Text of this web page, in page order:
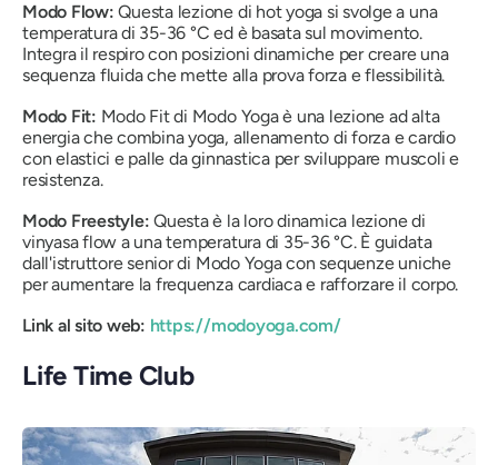
Modo Flow:Questa lezione di hot yoga si svolge a una
temperatura di 35-36 °C ed è basata sul movimento.
Integra il respiro con posizioni dinamiche per creare una
sequenza fluida che mette alla prova forza e flessibilità.
Modo Fit: Modo Fit di Modo Yoga è una lezione ad alta
energia che combina yoga, allenamento di forza e cardio
con elastici e palle da ginnastica per sviluppare muscoli e
resistenza.
Modo Freestyle:Questa è la lorodinamica lezione di
vinyasa flow a una temperatura di 35-36 °C. È guidata
dall'istruttore senior di Modo Yoga con sequenze uniche
per aumentare la frequenza cardiaca e rafforzare il corpo.
Link al sito web: https://modoyoga.com/
Life Time Club